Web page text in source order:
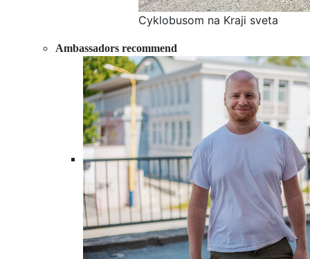
Cyklobusom na Kraji sveta
Ambassadors recommend